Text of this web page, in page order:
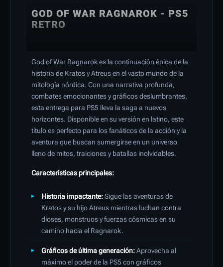
GOD OF WAR RAGNAROK - PS5
RETRO
God of War Ragnarok es la continuación épica de la
historia de Kratos y Atreus en el vasto mundo de la
mitología nórdica. Con una narrativa profunda,
combates emocionantes y gráficos deslumbrantes,
esta entrega para PS5 lleva la saga a nuevos
horizontes. Disponible en su versión en latino, este
título es perfecto para los fanáticos de la acción y la
aventura que buscan sumergirse en un universo
lleno de mitos, traiciones y batallas inolvidables.
Características principales:
Historia impactante:Sigue las aventuras de
Kratos y su hijo Atreus mientras luchan contra
dioses, monstruos y fuerzas cósmicas en su
camino hacia el Ragnarok.
Gráficos de última generación:Aprovecha al
máximo el poder de la PS5 con gráficos